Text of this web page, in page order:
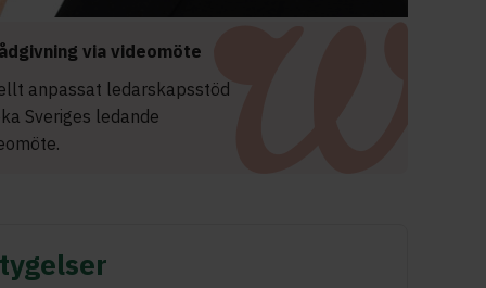
via videomöte
anpassat ledarskapsstöd
Sveriges ledande